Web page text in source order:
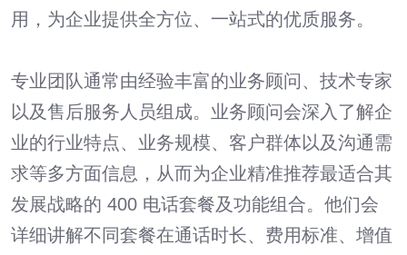
用，为企业提供全方位、一站式的优质服务。
专业团队通常由经验丰富的业务顾问、技术专家
以及售后服务人员组成。业务顾问会深入了解企
业的行业特点、业务规模、客户群体以及沟通需
求等多方面信息，从而为企业精准推荐最适合其
发展战略的 400 电话套餐及功能组合。他们会
详细讲解不同套餐在通话时长、费用标准、增值